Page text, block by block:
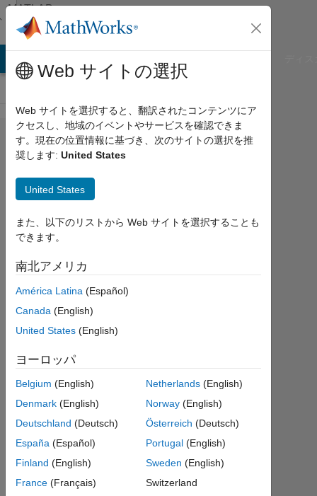
コンテンツへスキップ
MATLAB
Answers
pcolor
の内
挿方
法
Masashige
Tayasu
2019
9 月
9
回
回
答
済
み
Web サイトの選択
Web サイトを選択すると、翻訳されたコンテンツにア
クセスし、地域のイベントやサービスを確認できま
す。現在の位置情報に基づき、次のサイトの選択を推
奨します: United States
United States
また、以下のリストから Web サイトを選択することも
できます。
南北アメリカ
América Latina (Español)
Canada (English)
United States (English)
ヨーロッパ
Belgium (English)
Denmark (English)
Deutschland (Deutsch)
España (Español)
Finland (English)
France (Français)
Netherlands (English)
Norway (English)
Österreich (Deutsch)
Portugal (English)
Sweden (English)
Switzerland